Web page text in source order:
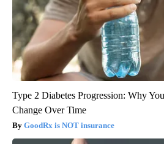
Type 2 Diabetes Progression: Why
Change Over Time
GoodRx is NOT insurance